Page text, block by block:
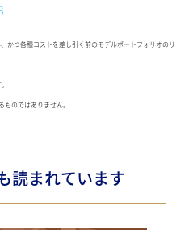
かつ各種コストを差し引く前のモデルポートフォリオのリ
ものではありません。
読まれています